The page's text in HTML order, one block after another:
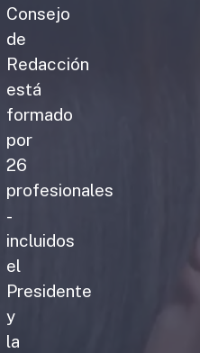
Consejo
de
Redacción
está
formado
por
26
profesionales
-
incluidos
el
Presidente
y
la